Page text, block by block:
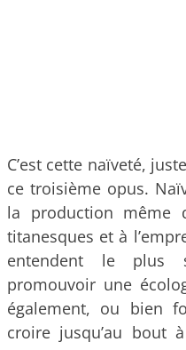
C’est cette naïveté,
ce troisième opus.
la production même
titanesques et à
entendent le plus
promouvoir une
également, ou bien
croire jusqu’au bout